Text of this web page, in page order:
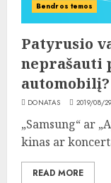
Bendros temos
Patyrusio
neprašauti
automobilį?
DONATAS 2019/08/29
„Samsung“ ar
kinas ar
READ MORE